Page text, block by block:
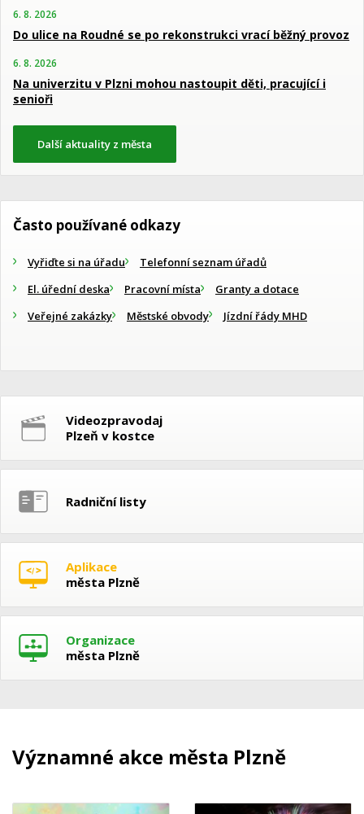
6. 8. 2026
Do ulice na Roudné se po rekonstrukci vrací běžný provoz
6. 8. 2026
Na univerzitu v Plzni mohou nastoupit děti, pracující i
senioři
Další aktuality z města
Často používané odkazy
Vyřiďte si na úřadu
Telefonní seznam úřadů
El. úřední deska
Pracovní místa
Granty a dotace
Veřejné zakázky
Městské obvody Jízdní řády MHD
Videozpravodaj
Plzeň v kostce
Radniční listy
Aplikace
města Plzně
Organizace
města Plzně
Významné akce města Plzně